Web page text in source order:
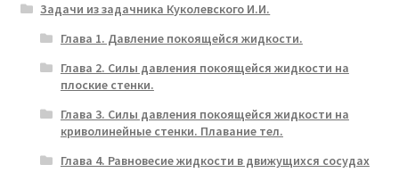
Задачи из задачника Куколевского И.И.
Глава 1. Давление покоящейся жидкости.
Глава 2. Силы давления покоящейся жидкости на
плоские стенки.
Глава 3. Силы давления покоящейся жидкости на
криволинейные стенки. Плавание тел.
Глава 4. Равновесие жидкости в движущихся сосудах